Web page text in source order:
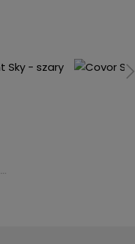
COVOR S284E LIGHT SKY EZM LIGHT SKY - SZARY